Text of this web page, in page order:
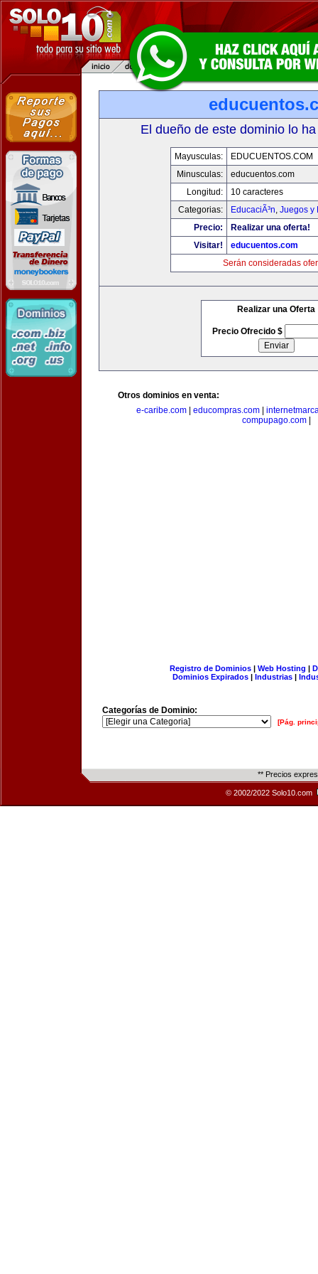
El dueño de este dominio lo
Mayusculas:
EDUCUENTOS.COM
Minusculas:
educuentos.com
Longitud:
10 caracteres
Categorias:
EducaciÃ³n, Juegos y
Precio:
Realizar una oferta!
Visitar!
educuentos.com
Serán consideradas
Realizar una Oferta
Precio Ofrecido $
Otros dominios en venta:
e-caribe.com| educompras.com|
compupago.com|
Registro de Dominios| Web Hosting |
Dominios Expirados | Industrias |
Categorías de Dominio:
[Pág.
** Precios
© 2002/2022 Solo10.com